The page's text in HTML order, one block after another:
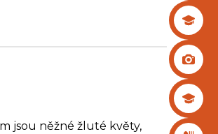
jsou něžné žluté květy,